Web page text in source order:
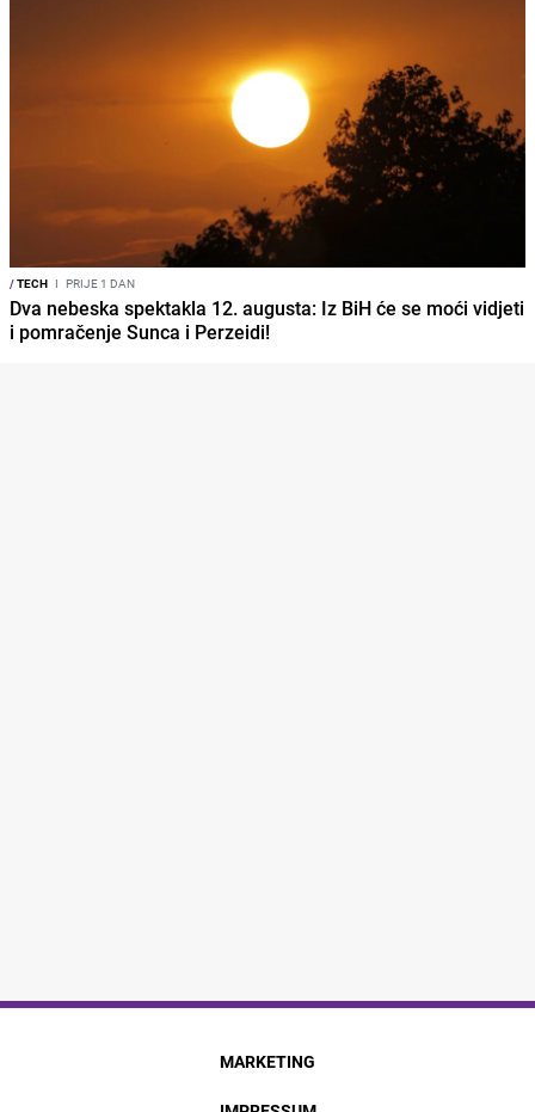
/TECH I PRIJE 1 DAN
Dva nebeska spektakla 12. augusta: Iz BiH će se moći vidjeti
i pomračenje Sunca i Perzeidi!
MARKETING